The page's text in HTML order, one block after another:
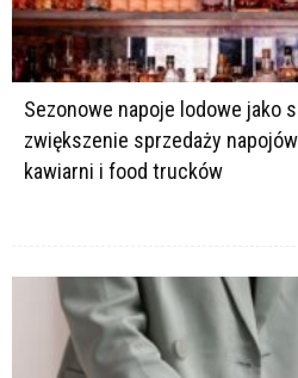
Sezonowe napoje lodowe jako
zwiększenie sprzedaży
kawiarni i food trucków